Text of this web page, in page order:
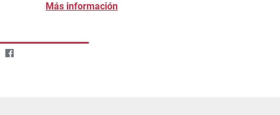
Más información